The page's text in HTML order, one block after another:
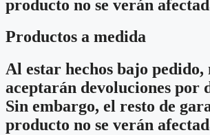
producto no se verán
Productos a medida
Al estar hechos bajo pedido,
aceptarán devoluciones por
Sin embargo, el resto de
producto no se verán